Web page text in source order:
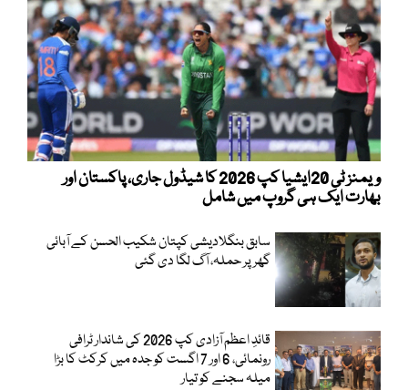
ویمنز ٹی 20ایشیا کپ 2026 کا شیڈول جاری، پاکستان اور
بھارت ایک ہی گروپ میں شامل
سابق بنگلادیشی کپتان شکیب الحسن کے آبائی
گھر پر حملہ، آگ لگا دی گئی
قائدِ اعظم آزادی کپ 2026 کی شاندار ٹرافی
رونمائی، 6 اور 7 اگست کو جدہ میں کرکٹ کا بڑا
میلہ سجنے کو تیار